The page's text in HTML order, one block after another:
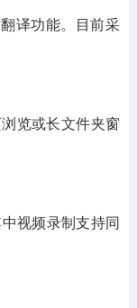
译功能。目前采
览或长文件夹窗
视频录制支持同